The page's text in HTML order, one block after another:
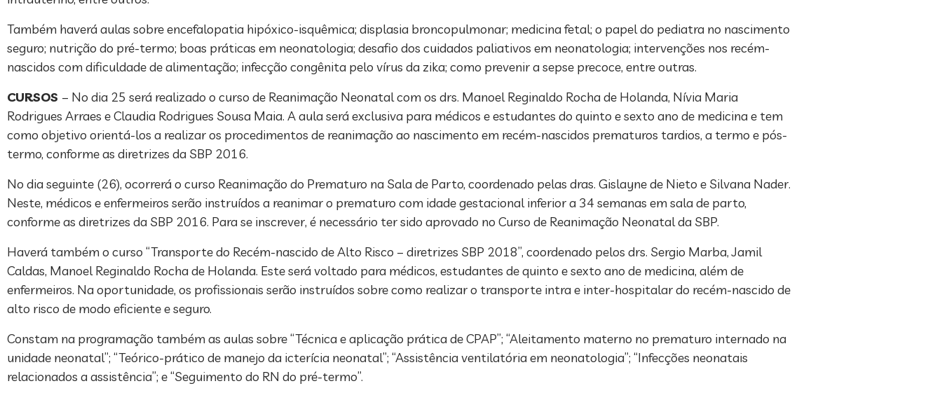
Também haverá aulas sobre encefalopatia hipóxico-isquêmica; displasia broncopulmonar; medicina fetal; o papel do pediatra no nascimento
seguro; nutrição do pré-termo; boas práticas em neonatologia; desafio dos cuidados paliativos em neonatologia; intervenções nos recém-
nascidos com dificuldade de alimentação; infecção congênita pelo vírus da zika; como prevenir a sepse precoce, entre outras.
CURSOS – No dia 25 será realizado o curso de Reanimação Neonatal com os drs. Manoel Reginaldo Rocha de Holanda, Nívia Maria
Rodrigues Arraes e Claudia Rodrigues Sousa Maia. A aula será exclusiva para médicos e estudantes do quinto e sexto ano de medicina e tem
como objetivo orientá-los a realizar os procedimentos de reanimação ao nascimento em recém-nascidos prematuros tardios, a termo e pós-
termo, conforme as diretrizes da SBP 2016.
No dia seguinte (26), ocorrerá o curso Reanimação do Prematuro na Sala de Parto, coordenado pelas dras. Gislayne de Nieto e Silvana Nader.
Neste, médicos e enfermeiros serão instruídos a reanimar o prematuro com idade gestacional inferior a 34 semanas em sala de parto,
conforme as diretrizes da SBP 2016. Para se inscrever, é necessário ter sido aprovado no Curso de Reanimação Neonatal da SBP.
Haverá também o curso “Transporte do Recém-nascido de Alto Risco – diretrizes SBP 2018”, coordenado pelos drs. Sergio Marba, Jamil
Caldas, Manoel Reginaldo Rocha de Holanda. Este será voltado para médicos, estudantes de quinto e sexto ano de medicina, além de
enfermeiros. Na oportunidade, os profissionais serão instruídos sobre como realizar o transporte intra e inter-hospitalar do recém-nascido de
alto risco de modo eficiente e seguro.
Constam na programação também as aulas sobre “Técnica e aplicação prática de CPAP”; “Aleitamento materno no prematuro internado na
unidade neonatal”; “Teórico-prático de manejo da icterícia neonatal”; “Assistência ventilatória em neonatologia”; “Infecções neonatais
relacionados a assistência”; e “Seguimento do RN do pré-termo”.